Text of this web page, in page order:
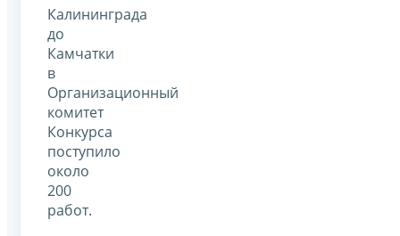
Калининграда
до
Камчатки
в
Организационный
комитет
Конкурса
поступило
около
200
работ.